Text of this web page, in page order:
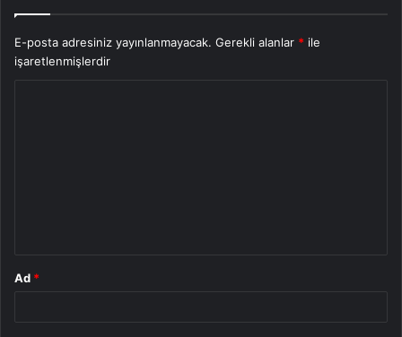
E-posta adresiniz yayınlanmayacak. Gerekli alanlar * ile
işaretlenmişlerdir
Ad *